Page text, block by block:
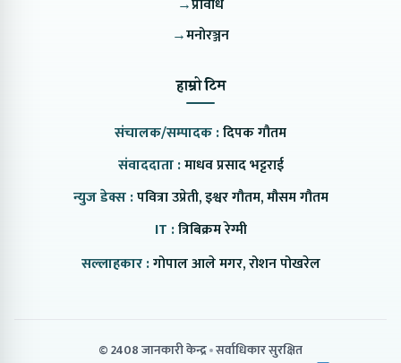
→मनोरञ्जन
हाम्रो टिम
संचालक/सम्पादक :दिपक गौतम
संवाददाता :माधव प्रसाद भट्टराई
न्युज डेक्स :पवित्रा उप्रेती, इश्वर गौतम, मौसम गौतम
IT :त्रिबिक्रम रेग्मी
सल्लाहकार :गोपाल आले मगर, रोशन पोखरेल
© 2408 जानकारी केन्द्र सर्वाधिकार सुरक्षित